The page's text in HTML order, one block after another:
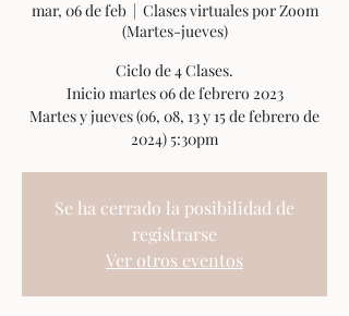
mar, 06 de feb
  |
Clases virtuales por Zoom
(Martes-jueves)
Ciclo de 4 Clases.
Inicio martes 06 de febrero 2023
Martes y jueves (06, 08, 13 y 15 de febrero de
Se ha cerrado la posibilidad de
registrarse
Ver otros eventos